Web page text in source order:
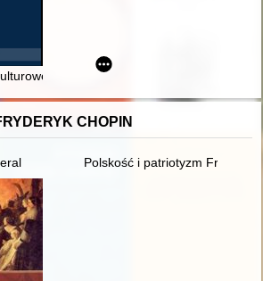
w sprawozdaniach z podróży do
CHOPIN
Polskość i patriotyzm